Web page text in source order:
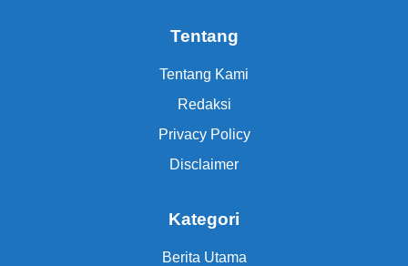
Tentang
Tentang Kami
Redaksi
Privacy Policy
Disclaimer
Kategori
Berita Utama